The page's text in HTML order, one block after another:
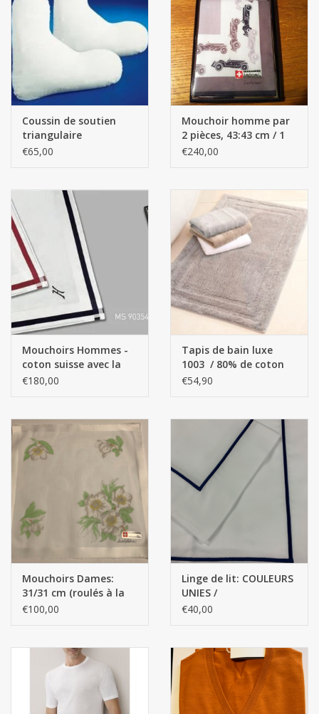
Coussin de soutien
triangulaire
€65,00
Mouchoir homme par
2 pièces, 43:43 cm / 1
boîte
€240,00
Mouchoirs Hommes -
coton suisse avec la
première lettre brodée
€180,00
Tapis de bain luxe
1003 / 80% de coton
et à 20% de viscose.
€54,90
Mouchoirs Dames:
31/31 cm (roulés à la
main)
€100,00
Linge de lit: COULEURS
UNIES /
PERSONNALISÉES Satin
300 fils
€40,00